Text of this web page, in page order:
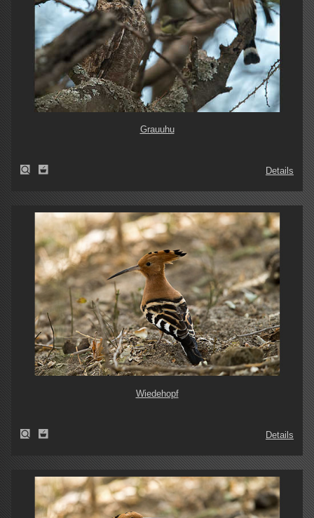
Grauuhu
Details
Wiedehopf
Details